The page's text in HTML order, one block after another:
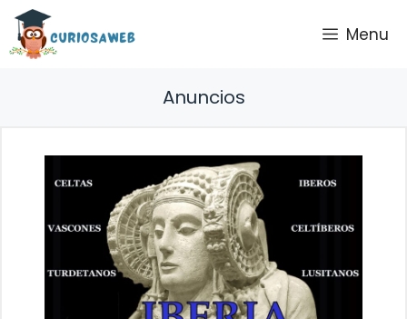
Saltar
contenido
Menu
Anuncios